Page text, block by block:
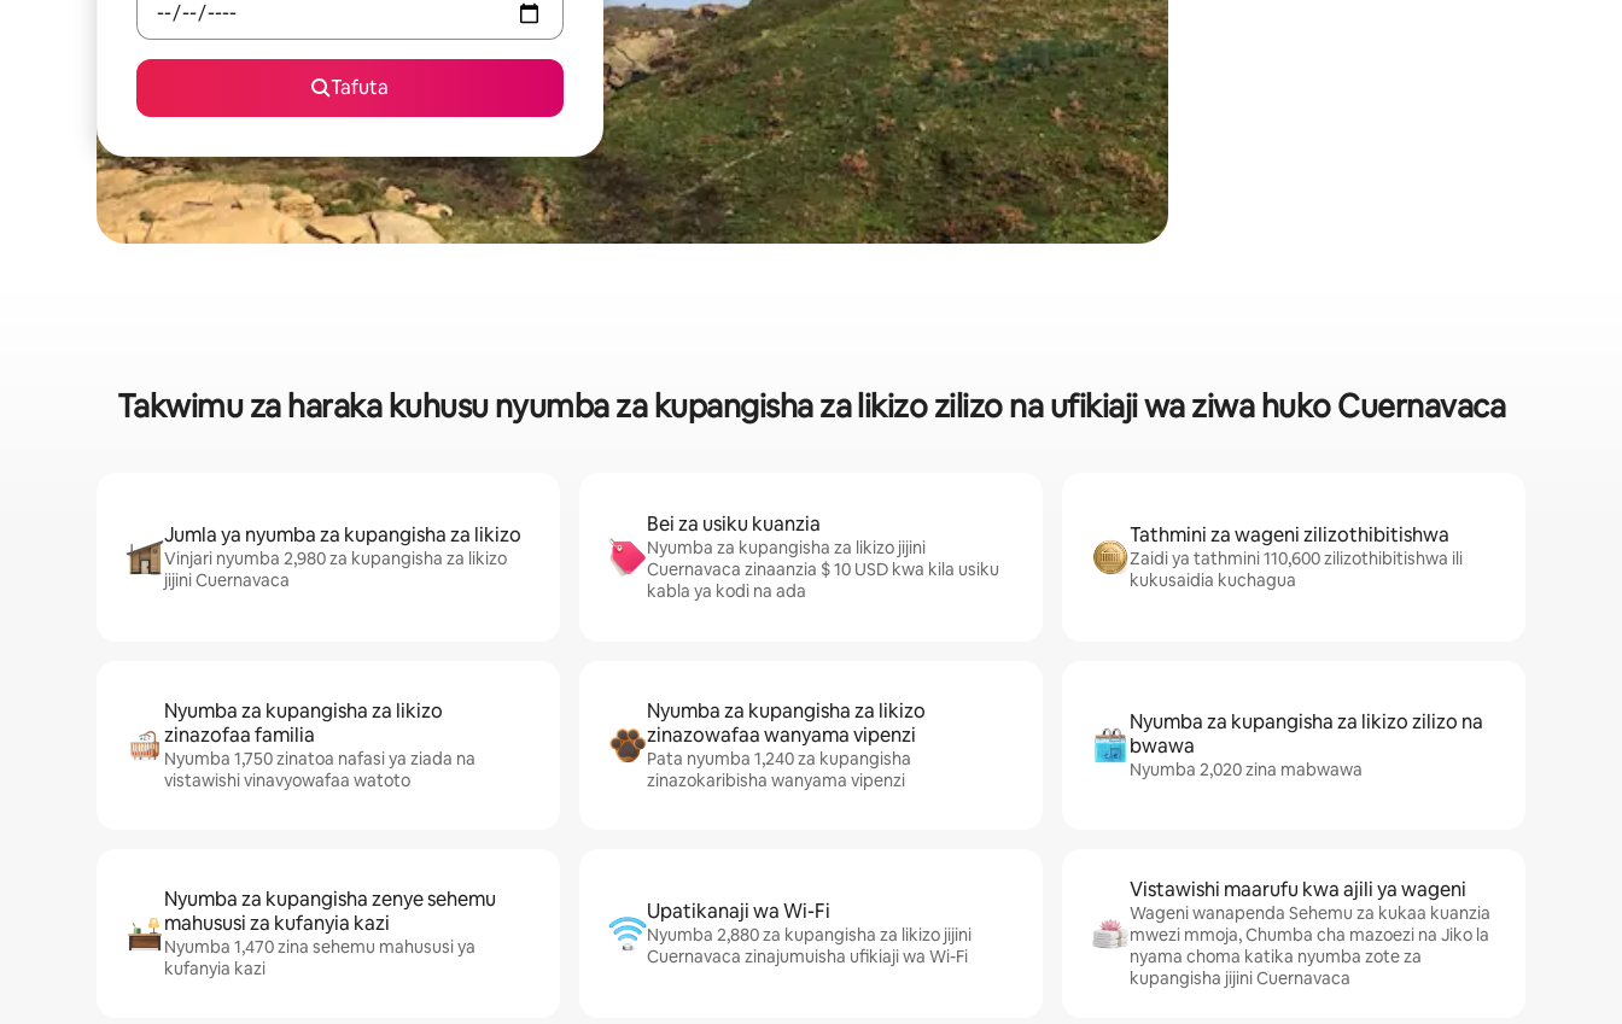
Tafuta
Takwimu za haraka kuhusu nyumba za kupangisha za likizo zilizo na ufikiaji wa ziwa huko Cuernavaca
Jumla ya nyumba za kupangisha za likizo
Vinjari nyumba 2,980 za kupangisha za likizo
jijini Cuernavaca
Bei za usiku kuanzia
Nyumba za kupangisha za likizo jijini
Cuernavaca zinaanzia $ 10 USD kwa kila usiku
kabla ya kodi na ada
Tathmini za wageni zilizothibitishwa
Zaidi ya tathmini 110,600 zilizothibitishwa ili
kukusaidia kuchagua
Nyumba za kupangisha za likizo
zinazofaa familia
Nyumba 1,750 zinatoa nafasi ya ziada na
vistawishi vinavyowafaa watoto
Nyumba za kupangisha za likizo
zinazowafaa wanyama vipenzi
Pata nyumba 1,240 za kupangisha
zinazokaribisha wanyama vipenzi
Nyumba za kupangisha za likizo zilizo na
bwawa
Nyumba 2,020 zina mabwawa
Nyumba za kupangisha zenye sehemu
mahususi za kufanyia kazi
Nyumba 1,470 zina sehemu mahususi ya
kufanyia kazi
Upatikanaji wa Wi-Fi
Nyumba 2,880 za kupangisha za likizo jijini
Cuernavaca zinajumuisha ufikiaji wa Wi-Fi
Vistawishi maarufu kwa ajili ya wageni
Wageni wanapenda Sehemu za kukaa kuanzia
mwezi mmoja, Chumba cha mazoezi na Jiko la
nyama choma katika nyumba zote za
kupangisha jijini Cuernavaca